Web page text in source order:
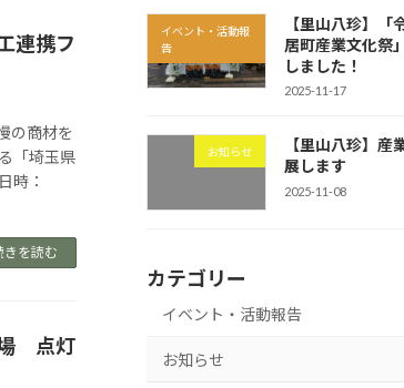
連携フ
の商材を
「埼玉県
時：
きを読む
場 点灯
イベント・活動報
告
【里山八珍】「
居町産業文化祭
しました！
2025-11-17
お知らせ
【里山八珍】産
展します
2025-11-08
カテゴリー
イベント・活動報告
お知らせ